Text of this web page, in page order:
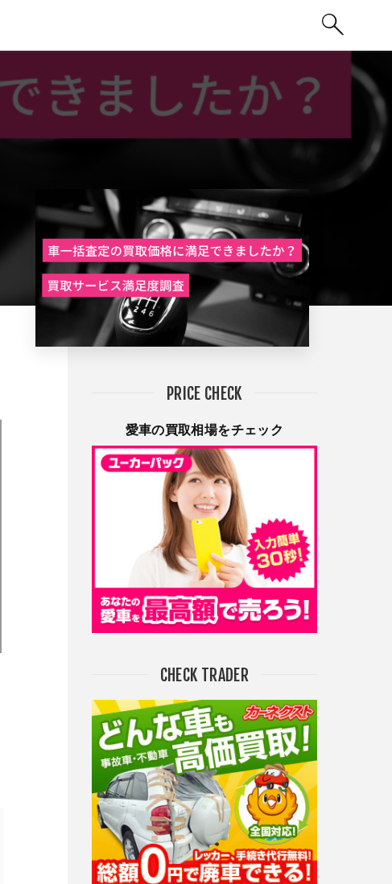
PRICE CHECK
愛車の買取相場をチェック
CHECK TRADER